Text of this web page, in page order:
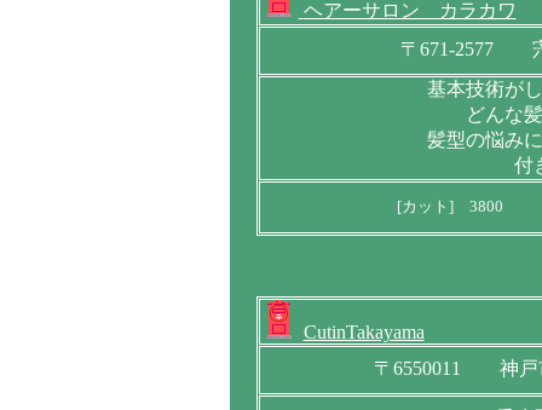
ヘアーサロン カラカワ
〒671-2577
基本技術が
どんな
髪型の悩み
付
[カット] 3800
CutinTakayama
〒6550011 神戸